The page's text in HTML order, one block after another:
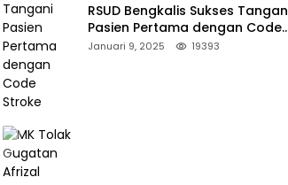
RSUD Bengkalis Sukses
Pasien Pertama dengan Code
Stroke
Januari 9, 2025 19393